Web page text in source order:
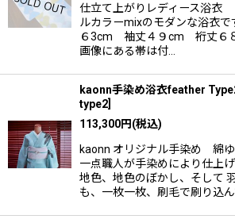
仕立て上がりレディース浴衣
ルカラーmixのモダンな浴衣
６3cm 袖丈４９cm 裄丈６
画像にある帯は付…
kaonn手染め浴衣feather
type2
113,300円(税込)
kaonn オリジナル手染め 綿
一点職人が手染めにより仕上げ
地色、地色のぼかし、そして
も、一枚一枚、刷毛で刷り込ん